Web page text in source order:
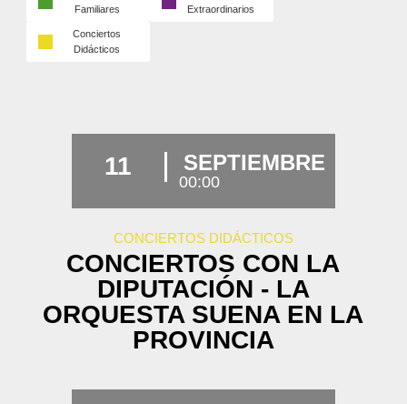
Familiares
Extraordinarios
Conciertos
Didácticos
11 SEPTIEMBRE
00:00
CONCIERTOS DIDÁCTICOS
CONCIERTOS CON LA
DIPUTACIÓN - LA
ORQUESTA SUENA EN LA
PROVINCIA